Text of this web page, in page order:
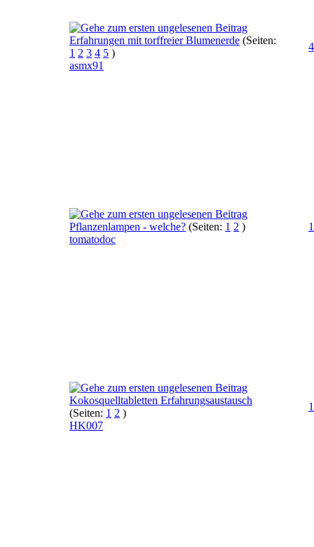
Erfahrungen mit torffreier Blumenerde (Seiten:
1 2 3 4 5 )
asmx91
Pflanzenlampen - welche? (Seiten: 1 2 )
tomatodoc
Kokosquelltabletten Erfahrungsaustausch
(Seiten: 1 2 )
HK007